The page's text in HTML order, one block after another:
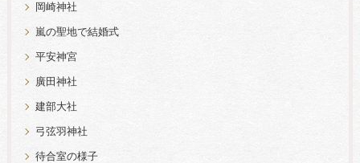
岡崎神社
嵐の聖地で結婚式
平安神宮
廣田神社
建部大社
弓弦羽神社
待合室の様子